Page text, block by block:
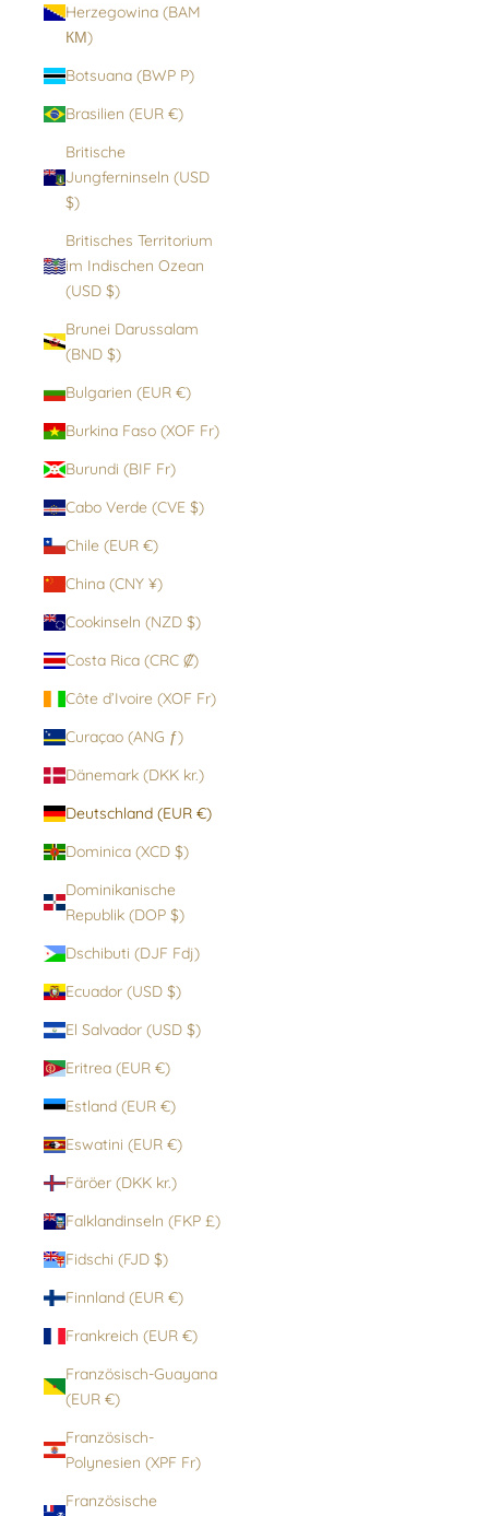
Herzegowina (BAM
КМ)
Botsuana (BWP P)
Brasilien (EUR €)
Britische
Jungferninseln (USD
$)
Britisches Territorium
im Indischen Ozean
(USD $)
Brunei Darussalam
(BND $)
Bulgarien (EUR €)
Burkina Faso (XOF Fr)
Burundi (BIF Fr)
Cabo Verde (CVE $)
Chile (EUR €)
China (CNY ¥)
Cookinseln (NZD $)
Costa Rica (CRC ₡)
Côte d’Ivoire (XOF Fr)
Curaçao (ANG ƒ)
Dänemark (DKK kr.)
Deutschland (EUR €)
Dominica (XCD $)
Dominikanische
Republik (DOP $)
Dschibuti (DJF Fdj)
Ecuador (USD $)
El Salvador (USD $)
Eritrea (EUR €)
Estland (EUR €)
Eswatini (EUR €)
Färöer (DKK kr.)
Falklandinseln (FKP £)
Fidschi (FJD $)
Finnland (EUR €)
Frankreich (EUR €)
Französisch-Guayana
(EUR €)
Französisch-
Polynesien (XPF Fr)
Französische